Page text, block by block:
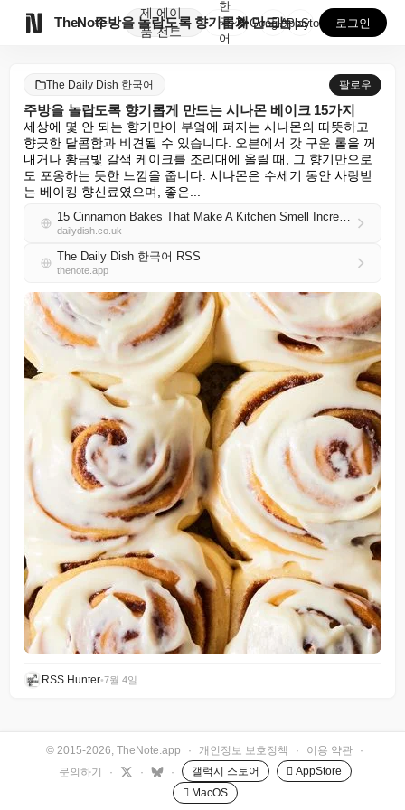
TheNote
제
품
에이
전트
주방을 놀랍도록 향기롭게 만드는 시나몬 베이크 15가지
한
국
어
GooglePlay
AppStore 로그인
The Daily Dish 한국어 팔로우
주방을 놀랍도록 향기롭게 만드는 시나몬 베이크 15가지
세상에 몇 안 되는 향기만이 부엌에 퍼지는 시나몬의 따뜻하고
향긋한 달콤함과 비견될 수 있습니다. 오븐에서 갓 구운 롤을 꺼
내거나 황금빛 갈색 케이크를 조리대에 올릴 때, 그 향기만으로
도 포옹하는 듯한 느낌을 줍니다. 시나몬은 수세기 동안 사랑받
는 베이킹 향신료였으며, 좋은...
15 Cinnamon Bakes That Make A Kitchen Smell Incredible
dailydish.co.uk
The Daily Dish 한국어 RSS
thenote.app
RSS Hunter•7월 4일
© 2015-2026, TheNote.app · 개인정보 보호정책 · 이용 약관
·
문의하기
· · · 갤럭시 스토어
 AppStore
 MacOS